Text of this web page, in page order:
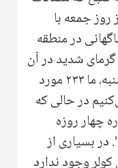
روز جمعه با
در منطقه
شدید در آن
نقش داشته باشد. از جمعه تا دوشنبه، ما ۲۳۳ مورد
در حالی که
چهار روزه
می‌باشد". در بسیاری از
وجود ندارد